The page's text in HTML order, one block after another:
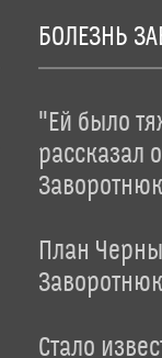
БОЛЕЗНЬ
"Ей было
рассказал
План
Стало